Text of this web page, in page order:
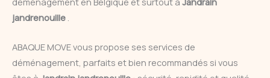
jandrenouille
ABAQUE MOVE vous propose ses services de
déménagement, parfaits et bien recommandés si vous